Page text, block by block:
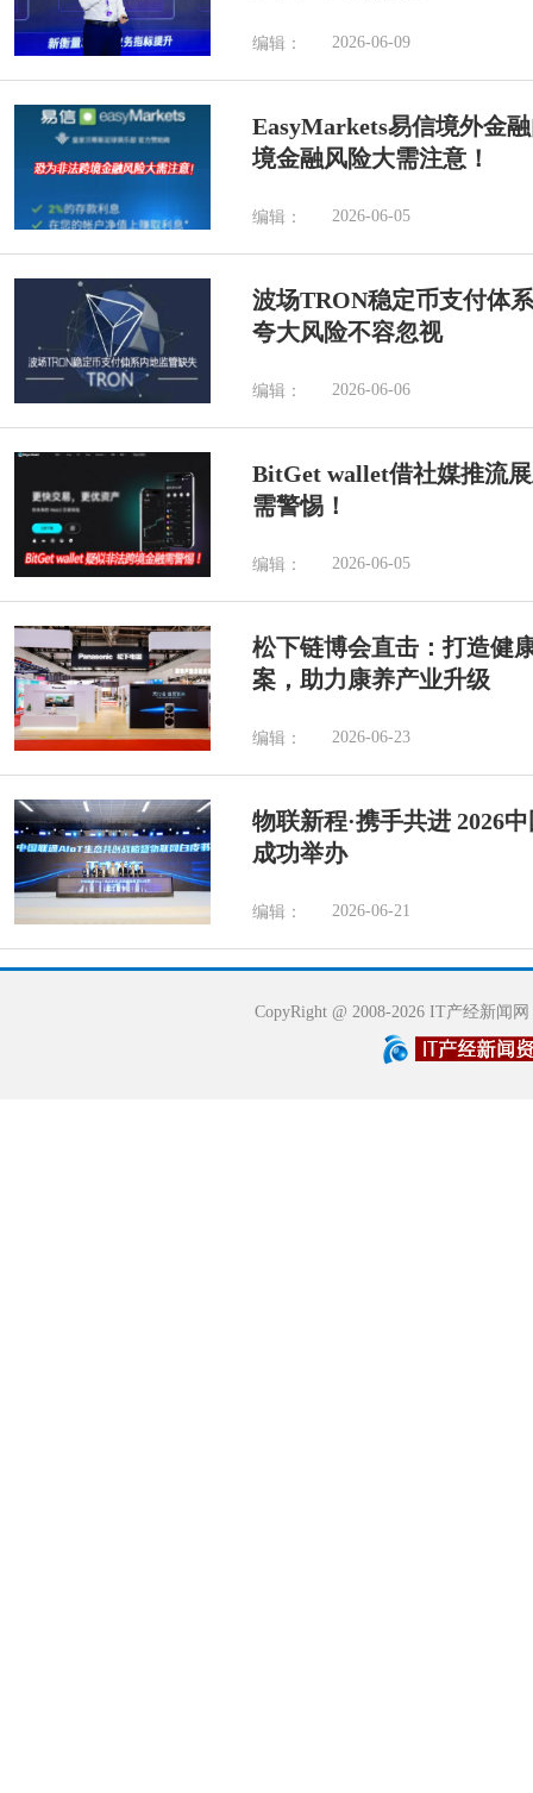
编辑： 2026-06-09
EasyMarkets易信境外金
境金融风险大需注意！
编辑： 2026-06-05
波场TRON稳定币支付体
夸大风险不容忽视
编辑： 2026-06-06
BitGet wallet借社媒推流
需警惕！
编辑： 2026-06-05
松下链博会直击：打造健
案，助力康养产业升级
编辑： 2026-06-23
物联新程·携手共进 2026
成功举办
编辑： 2026-06-21
CopyRight @ 2008-2026 IT产经新闻